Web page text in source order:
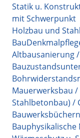
Statik u.
mit Schwerpunkt
Holzbau und
Altbausanierung
Mauerwerksbau
Stahlbetonbau) /
Bauphysikalische